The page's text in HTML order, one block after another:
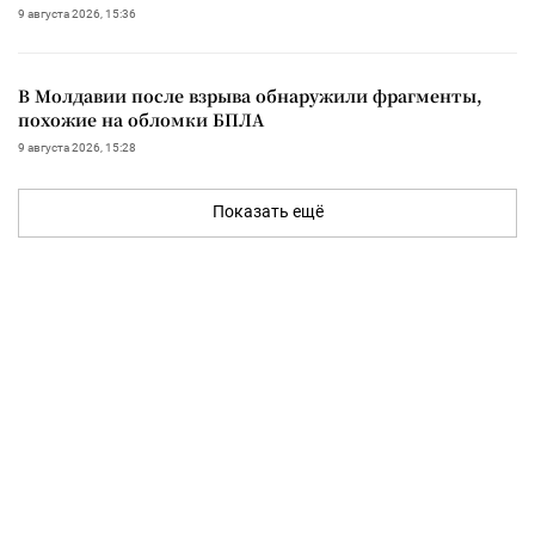
9 августа 2026, 15:36
В Молдавии после взрыва обнаружили фрагменты,
похожие на обломки БПЛА
9 августа 2026, 15:28
Показать ещё